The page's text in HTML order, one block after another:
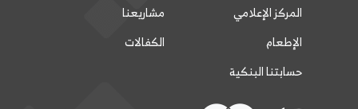
المركز الإعلامي
مشاريعنا
الإطعام
الكفالات
حسابتنا البنكية